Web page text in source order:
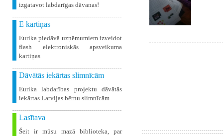
izgatavot labdarīgas dāvanas!
E kartiņas
Eurika piedāvā uzņēmumiem izveidot
flash elektroniskās apsveikuma
kartiņas
Dāvātās iekārtas slimnīcām
Eurika labdarības projektu dāvātās
iekārtas Latvijas bērnu slimnīcām
Lasītava
Šeit ir mūsu mazā biblioteka, par